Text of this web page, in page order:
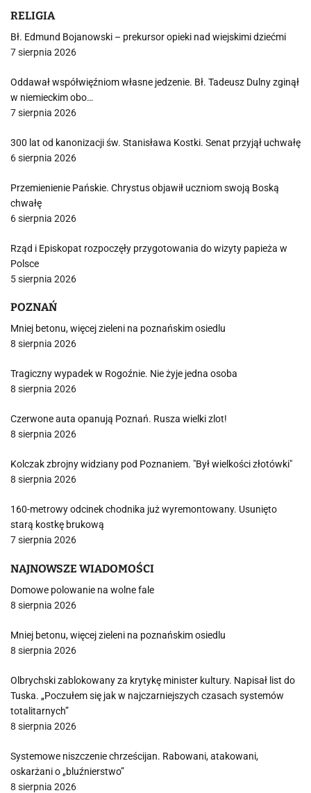
RELIGIA
Bł. Edmund Bojanowski – prekursor opieki nad wiejskimi dziećmi
7 sierpnia 2026
Oddawał współwięźniom własne jedzenie. Bł. Tadeusz Dulny zginął
w niemieckim obo…
7 sierpnia 2026
300 lat od kanonizacji św. Stanisława Kostki. Senat przyjął uchwałę
6 sierpnia 2026
Przemienienie Pańskie. Chrystus objawił uczniom swoją Boską
chwałę
6 sierpnia 2026
Rząd i Episkopat rozpoczęły przygotowania do wizyty papieża w
Polsce
5 sierpnia 2026
POZNAŃ
Mniej betonu, więcej zieleni na poznańskim osiedlu
8 sierpnia 2026
Tragiczny wypadek w Rogoźnie. Nie żyje jedna osoba
8 sierpnia 2026
Czerwone auta opanują Poznań. Rusza wielki zlot!
8 sierpnia 2026
Kolczak zbrojny widziany pod Poznaniem. "Był wielkości złotówki"
8 sierpnia 2026
160-metrowy odcinek chodnika już wyremontowany. Usunięto
starą kostkę brukową
7 sierpnia 2026
NAJNOWSZE WIADOMOŚCI
Domowe polowanie na wolne fale
8 sierpnia 2026
Mniej betonu, więcej zieleni na poznańskim osiedlu
8 sierpnia 2026
Olbrychski zablokowany za krytykę minister kultury. Napisał list do
Tuska. „Poczułem się jak w najczarniejszych czasach systemów
totalitarnych”
8 sierpnia 2026
Systemowe niszczenie chrześcijan. Rabowani, atakowani,
oskarżani o „bluźnierstwo”
8 sierpnia 2026